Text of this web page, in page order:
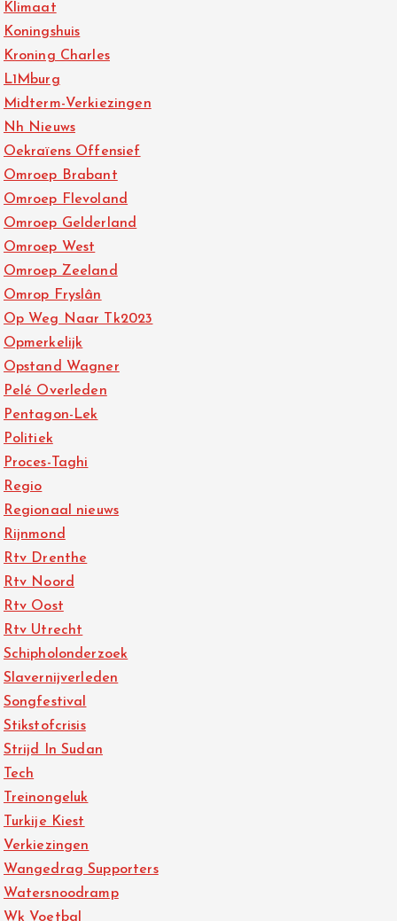
Klimaat
Koningshuis
Kroning Charles
L1Mburg
Midterm-Verkiezingen
Nh Nieuws
Oekraïens Offensief
Omroep Brabant
Omroep Flevoland
Omroep Gelderland
Omroep West
Omroep Zeeland
Omrop Fryslân
Op Weg Naar Tk2023
Opmerkelijk
Opstand Wagner
Pelé Overleden
Pentagon-Lek
Politiek
Proces-Taghi
Regio
Regionaal nieuws
Rijnmond
Rtv Drenthe
Rtv Noord
Rtv Oost
Rtv Utrecht
Schipholonderzoek
Slavernijverleden
Songfestival
Stikstofcrisis
Strijd In Sudan
Tech
Treinongeluk
Turkije Kiest
Verkiezingen
Wangedrag Supporters
Watersnoodramp
Wk Voetbal